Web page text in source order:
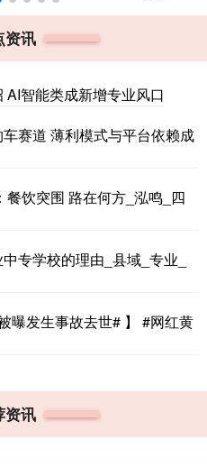
资讯
智能类成新增专业风口
赛道 薄利模式与平台依赖成
饮突围 路在何方_泓鸣_四
专学校的理由_县域_专业_
曝发生事故去世# 】 #网红黄
资讯